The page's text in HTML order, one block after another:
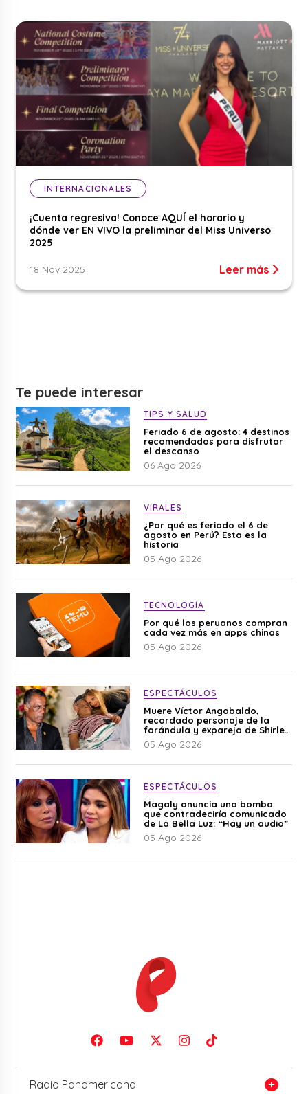
INTERNACIONALES
¡Cuenta regresiva! Conoce AQUÍ el horario y
dónde ver EN VIVO la preliminar del Miss Universo
2025
18 Nov 2025 Leer más
Te puede interesar
TIPS Y SALUD
Feriado 6 de agosto: 4 destinos
recomendados para disfrutar
el descanso
06 Ago 2026
VIRALES
¿Por qué es feriado el 6 de
agosto en Perú? Esta es la
historia
05 Ago 2026
TECNOLOGÍA
Por qué los peruanos compran
cada vez más en apps chinas
05 Ago 2026
ESPECTÁCULOS
Muere Víctor Angobaldo,
recordado personaje de la
farándula y expareja de Shirley
Cherres
05 Ago 2026
ESPECTÁCULOS
Magaly anuncia una bomba
que contradeciría comunicado
de La Bella Luz: “Hay un audio”
05 Ago 2026
Radio Panamericana